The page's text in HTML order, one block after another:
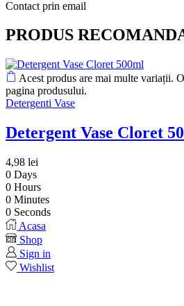
Contact prin email
PRODUS
Acest produs are mai multe variații.
pagina produsului.
Detergenti Vase
Detergent Vase Cloret
4,98 lei
0 Days
0 Hours
0 Minutes
0 Seconds
Acasa
Shop
Sign in
Wishlist